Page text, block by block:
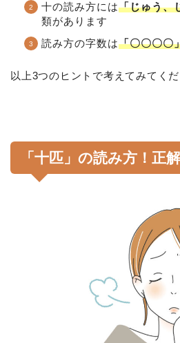
十の読み方には「じゅう、
類があります
読み方の字数は「〇〇〇〇
以上3つのヒントで考えてみてくだ
「十匹」の読み方！正